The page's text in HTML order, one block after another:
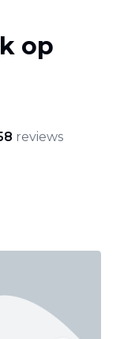
op
reviews